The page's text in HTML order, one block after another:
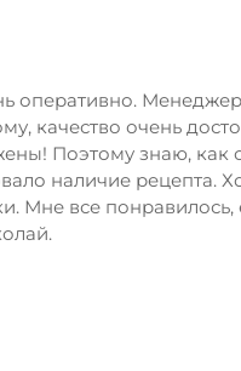
оперативно.
качество очень
Поэтому знаю, как
наличие рецепта.
Мне все